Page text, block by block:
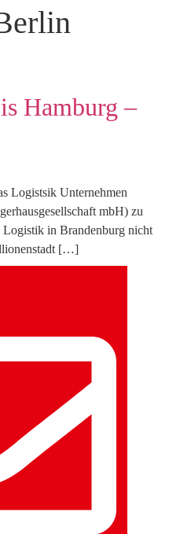
Hamburg –
Logistsik Unternehmen
mbH) zu
Logistik in Brandenburg nicht
[…]